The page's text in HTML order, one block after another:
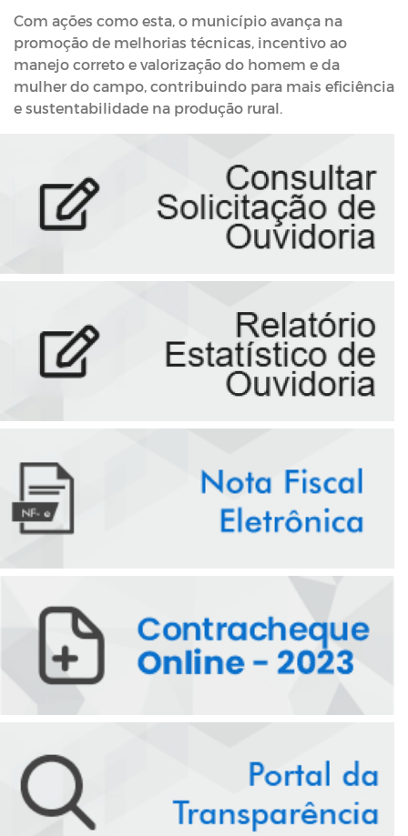
Com ações como esta, o município avança na
promoção de melhorias técnicas, incentivo ao
manejo correto e valorização do homem e da
mulher do campo, contribuindo para mais eficiência
e sustentabilidade na produção rural.